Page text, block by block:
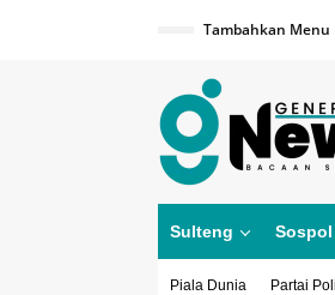
Tambahkan Menu
Sulteng Sospol
Piala Dunia Partai